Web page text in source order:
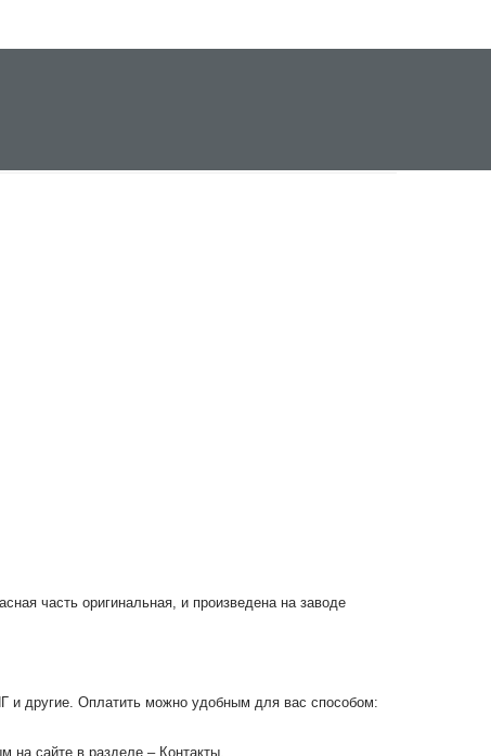
часть оригинальная, и произведена на заводе
и другие. Оплатить можно удобным для вас способом:
на сайте в разделе – Контакты.